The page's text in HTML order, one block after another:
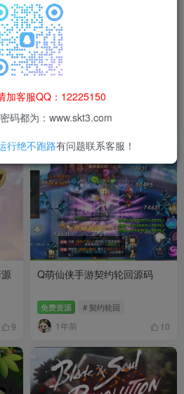
15
3D仙侠手游古剑飞仙源码
免费资源 # 古剑飞仙
1年前
9
Q萌仙侠手游契约轮回源码
免费资源 # 契约轮回
1年前 10
加客服QQ：12225150
码都为：www.skt3.com
行绝不跑路有问题联系客服！